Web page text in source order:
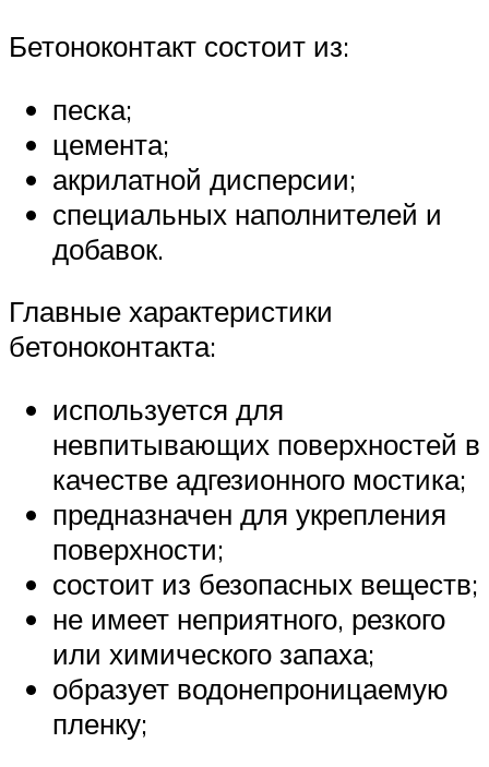
Бетоноконтакт состоит из:
песка;
цемента;
акрилатной дисперсии;
специальных наполнителей и
добавок.
Главные характеристики
бетоноконтакта:
используется для
невпитывающих поверхностей в
качестве адгезионного мостика;
предназначен для укрепления
поверхности;
состоит из безопасных веществ;
не имеет неприятного, резкого
или химического запаха;
образует водонепроницаемую
пленку;